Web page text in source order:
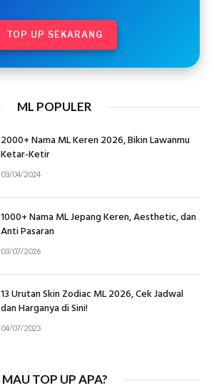
TOP UP SEKARANG
ML POPULER
2000+ Nama ML Keren 2026, Bikin Lawanmu
Ketar-Ketir
03/04/2024
1000+ Nama ML Jepang Keren, Aesthetic, dan
Anti Pasaran
03/07/2026
13 Urutan Skin Zodiac ML 2026, Cek Jadwal
dan Harganya di Sini!
04/07/2023
MAU TOP UP APA?